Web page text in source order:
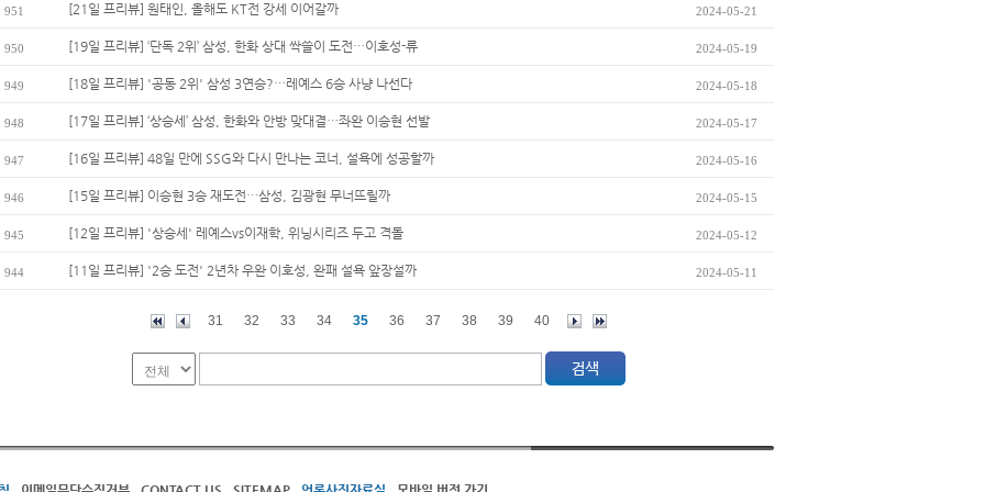
951 [21일 프리뷰] 원태인, 올해도 KT전 강세 이어갈까 2024-05-21
950 [19일 프리뷰] ‘단독 2위’ 삼성, 한화 상대 싹쓸이 도전…이호성-류 2024-05-19
949 [18일 프리뷰] '공동 2위' 삼성 3연승?…레예스 6승 사냥 나선다 2024-05-18
948 [17일 프리뷰] ‘상승세’ 삼성, 한화와 안방 맞대결…좌완 이승현 선발 2024-05-17
947 [16일 프리뷰] 48일 만에 SSG와 다시 만나는 코너, 설욕에 성공할까 2024-05-16
946 [15일 프리뷰] 이승현 3승 재도전…삼성, 김광현 무너뜨릴까 2024-05-15
945 [12일 프리뷰] '상승세' 레예스vs이재학, 위닝시리즈 두고 격돌 2024-05-12
944 [11일 프리뷰] '2승 도전' 2년차 우완 이호성, 완패 설욕 앞장설까 2024-05-11
31 32 33 34 35 36 37 38 39 40